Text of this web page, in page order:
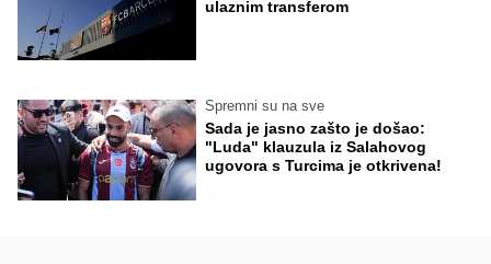
ulaznim transferom
Spremni su na sve
Sada je jasno zašto je došao:
"Luda" klauzula iz Salahovog
ugovora s Turcima je otkrivena!